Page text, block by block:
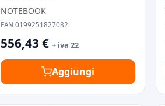
NOTEBOOK
EAN 0199251827082
556,43 € + iva 22
Aggiungi